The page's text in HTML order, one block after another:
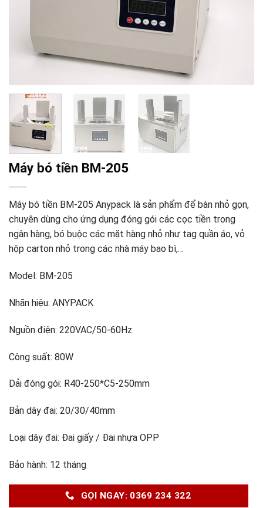
Máy bó tiền BM-205
Máy bó tiền BM-205 Anypack là sản phẩm để bàn nhỏ gọn,
chuyên dùng cho ứng dụng đóng gói các cọc tiền trong
ngân hàng, bó buộc các mặt hàng nhỏ như tag quần áo, vỏ
hộp carton nhỏ trong các nhà máy bao bì,…
Model: BM-205
Nhãn hiệu: ANYPACK
Nguồn điện: 220VAC/50-60Hz
Công suất: 80W
Dải đóng gói: R40-250*C5-250mm
Bản dây đai: 20/30/40mm
Loại dây đai: Đai giấy / Đai nhựa OPP
Bảo hành: 12 tháng
GỌI NGAY: 0369 234 322